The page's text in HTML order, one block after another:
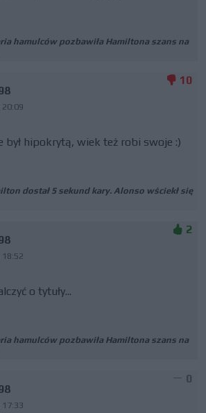
hamulców pozbawiła Hamiltona szans na
20:09
10
był hipokrytą, wiek też robi swoje :)
dostał 5 sekund kary. Alonso wściekł się
18:52
2
o tytuły...
hamulców pozbawiła Hamiltona szans na
17:33
0